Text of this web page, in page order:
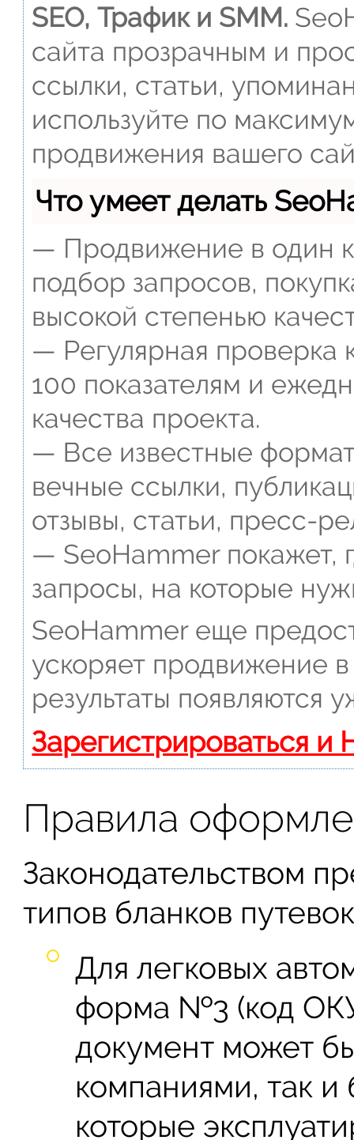
SEO, Трафик и SMM.
сайта прозрачным и
ссылки, статьи,
используйте по
продвижения вашего
Что умеет делать
— Продвижение в один
подбор запросов,
высокой степенью
— Регулярная проверка
100 показателям и
качества проекта.
— Все известные
вечные ссылки,
отзывы, статьи, пресс-
— SeoHammer покажет,
запросы, на которые
SeoHammer еще
ускоряет продвижение
результаты появляются
Зарегистрироваться и
Правила
Законодательством
типов бланков
Для легковых
форма №3 (код
документ может
компаниями, так
которые